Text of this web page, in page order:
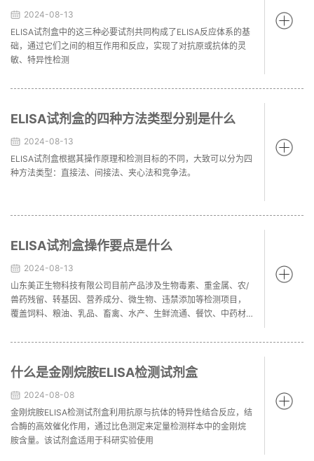
2024-08-13
ELISA试剂盒中的这三种必要试剂共同构成了ELISA反应体系的基
础，通过它们之间的相互作用和反应，实现了对抗原或抗体的灵
敏、特异性检测
ELISA试剂盒的四种方法类型分别是什么
2024-08-13
ELISA试剂盒根据其操作原理和检测目标的不同，大致可以分为四
种方法类型：直接法、间接法、夹心法和竞争法。
ELISA试剂盒操作要点是什么
2024-08-13
山东美正生物科技有限公司目前产品涉及生物毒素、重金属、农/
兽药残留、转基因、营养成分、微生物、违禁添加等检测项目，
覆盖饲料、粮油、乳品、畜禽、水产、生鲜流通、餐饮、中药材
务。ELISA试剂盒厂家产品规格多样，咨询热线4000-222-191
什么是金刚烷胺ELISA检测试剂盒
2024-08-08
金刚烷胺ELISA检测试剂盒利用抗原与抗体的特异性结合反应，结
合酶的高效催化作用，通过比色测定来定量检测样本中的金刚烷
胺含量。该试剂盒适用于科研实验使用